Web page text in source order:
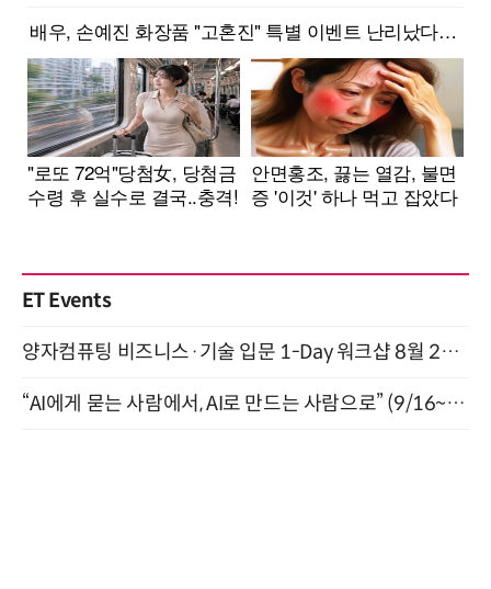
ET Events
양자컴퓨팅 비즈니스·기술 입문 1-Day 워크샵 8월 28일 개최
“AI에게 묻는 사람에서, AI로 만드는 사람으로” (9/16~17)